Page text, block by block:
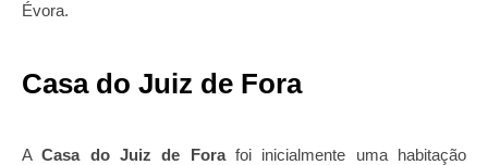
Évora.
Casa do Juiz de Fora
ACasa do Juiz de Forafoi inicialmente uma habitação